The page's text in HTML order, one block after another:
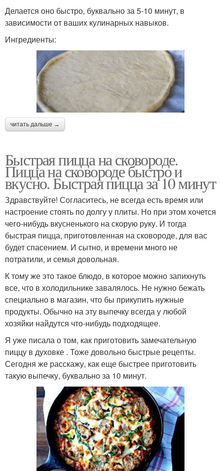
Делается оно быстро, буквально за 5-10 минут, в
зависимости от ваших кулинарных навыков.
Ингредиенты:
читать дальше →
Быстрая пицца на сковороде.
Пицца на сковороде быстро и
вкусно. Быстрая пицца за 10 минут
Здравствуйте! Согласитесь, не всегда есть время или
настроение стоять по долгу у плиты. Но при этом хочется
чего-нибудь вкусненького на скорую руку. И тогда
быстрая пицца, приготовленная на сковороде, для вас
будет спасением. И сытно, и времени много не
потратили, и семья довольная.
К тому же это такое блюдо, в которое можно запихнуть
все, что в холодильнике завалялось. Не нужно бежать
специально в магазин, что бы прикупить нужные
продукты. Обычно на эту выпечку всегда у любой
хозяйки найдутся что-нибудь подходящее.
Я уже писала о том, как приготовить замечательную
пиццу в духовке . Тоже довольно быстрые рецепты.
Сегодня же расскажу, как еще быстрее приготовить
такую выпечку, буквально за 10 минут.